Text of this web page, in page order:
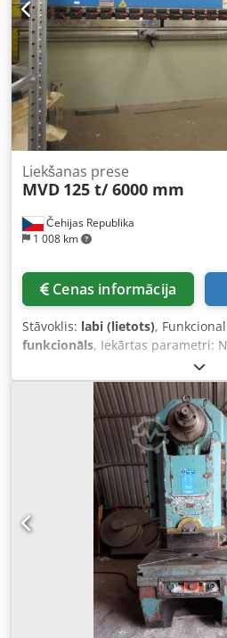
Čehijas Republika
1 008 km
Liekšanas prese
MVD 125 t/ 6000 mm
Cenas informācija
Stāvoklis: labi (lietots),
funkcionāls, Iekārtas parametri:
spēks: 125 t Gald virsmas
statņiem: Crodpfszpx D Rjx Apysf
izvirzījums statņos: 320 mm
tehniskā stāvoklī, pēc
to pārbaudīt. Delem DA 41.
skatīt pēdējo fotogrāfiju.